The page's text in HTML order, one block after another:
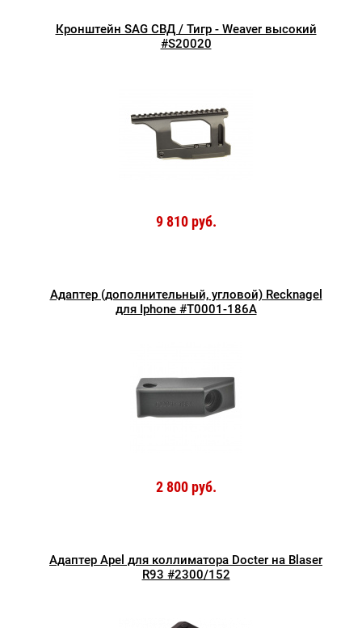
Кронштейн SAG СВД / Тигр - Weaver высокий
#S20020
9 810 руб.
Адаптер (дополнительный, угловой) Recknagel
для Iphone #T0001-186A
2 800 руб.
Адаптер Apel для коллиматора Docter на Blaser
R93 #2300/152